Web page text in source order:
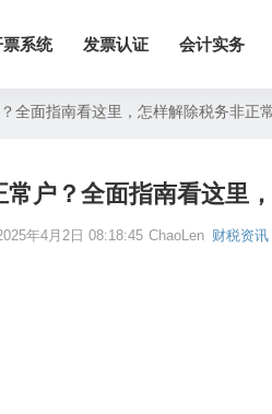
票系统 发票认证 会计实务
全面指南看这里，怎样解除税务非正
户？全面指南看这里
年4月2日 08:18:45 ChaoLen 财税资讯